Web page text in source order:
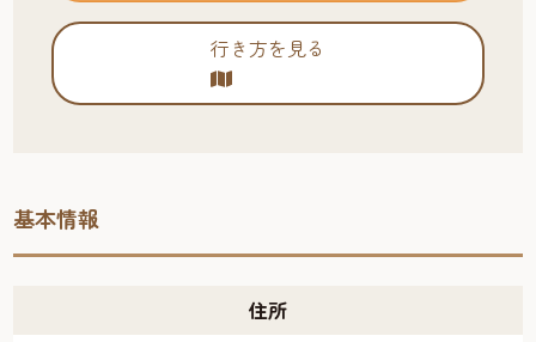
行き方を見る
基本情報
住所